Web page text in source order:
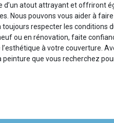
d’un atout attrayant et offriront
Nous pouvons vous aider à
toujours respecter les conditions
ou en rénovation, faite
à votre couverture.
peinture que vous recherchez